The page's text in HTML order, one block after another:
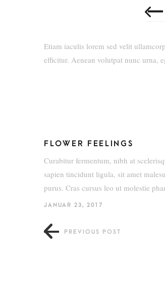
Etiam iaculis lorem sed velit
efficitur. Aenean volutpat nunc urna,
FLOWER FEELINGS
Curabitur fermentum, nibh at
sapien tincidunt ligula, sit amet
purus. Cras cursus leo ut molestie
JANUAR 23, 2017
PREVIOUS POST